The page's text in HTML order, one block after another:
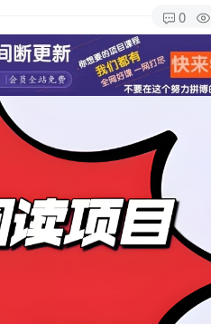
0